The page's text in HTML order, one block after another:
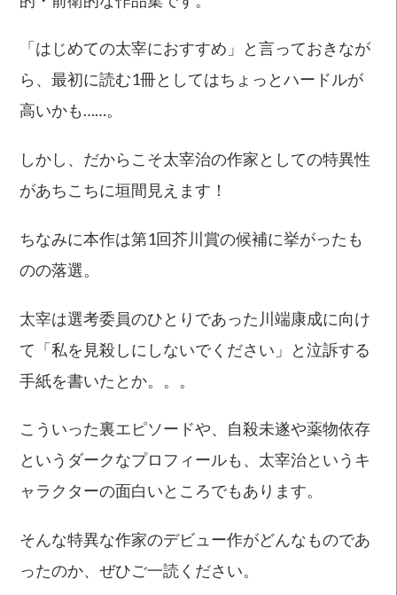
「はじめての太宰におすすめ」と言っておきなが
ら、最初に読む1冊としてはちょっとハードルが
高いかも……。
しかし、だからこそ太宰治の作家としての特異性
があちこちに垣間見えます！
ちなみに本作は第1回芥川賞の候補に挙がったも
のの落選。
太宰は選考委員のひとりであった川端康成に向け
て「私を見殺しにしないでください」と泣訴する
手紙を書いたとか。。。
こういった裏エピソードや、自殺未遂や薬物依存
というダークなプロフィールも、太宰治というキ
ャラクターの面白いところでもあります。
そんな特異な作家のデビュー作がどんなものであ
ったのか、ぜひご一読ください。